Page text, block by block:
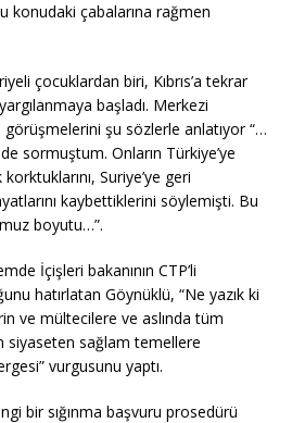
konudaki çabalarına rağmen
çocuklardan biri, Kıbrıs’a tekrar
başladı. Merkezi
görüşmelerini şu sözlerle anlatıyor “…
sormuştum. Onların Türkiye’ye
Suriye’ye geri
kaybettiklerini söylemişti. Bu
boyutu…”.
İçişleri bakanının CTP’li
hatırlatan Göynüklü, “Ne yazık ki
ve mültecilere ve aslında tüm
siyaseten sağlam temellere
vurgusunu yaptı.
bir sığınma başvuru prosedürü